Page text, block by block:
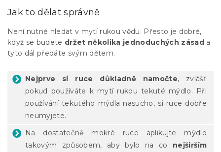
Jak to dělat správně
Není nutné hledat v mytí rukou vědu. Přesto je dobré,
když se budete držet několika jednoduchých zásad a
tyto dál předáte svým dětem.
Nejprve si ruce důkladně namočte, zvlášť
pokud používáte k mytí rukou tekuté mýdlo. Při
používání tekutého mýdla nasucho, si ruce dobře
neumyjete.
Na dostatečně mokré ruce aplikujte mýdlo
takovým způsobem, aby bylo na co nejširším